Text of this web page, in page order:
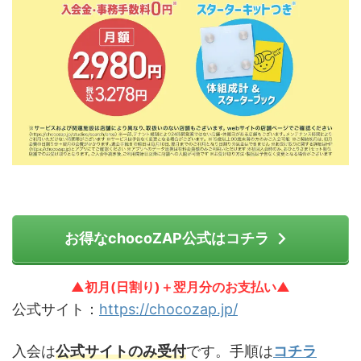
お得なchocoZAP公式はコチラ
▲初月(日割り)＋翌月分のお支払い▲
公式サイト： https://chocozap.jp/
入会は公式サイトのみ受付です。手順はコチラ